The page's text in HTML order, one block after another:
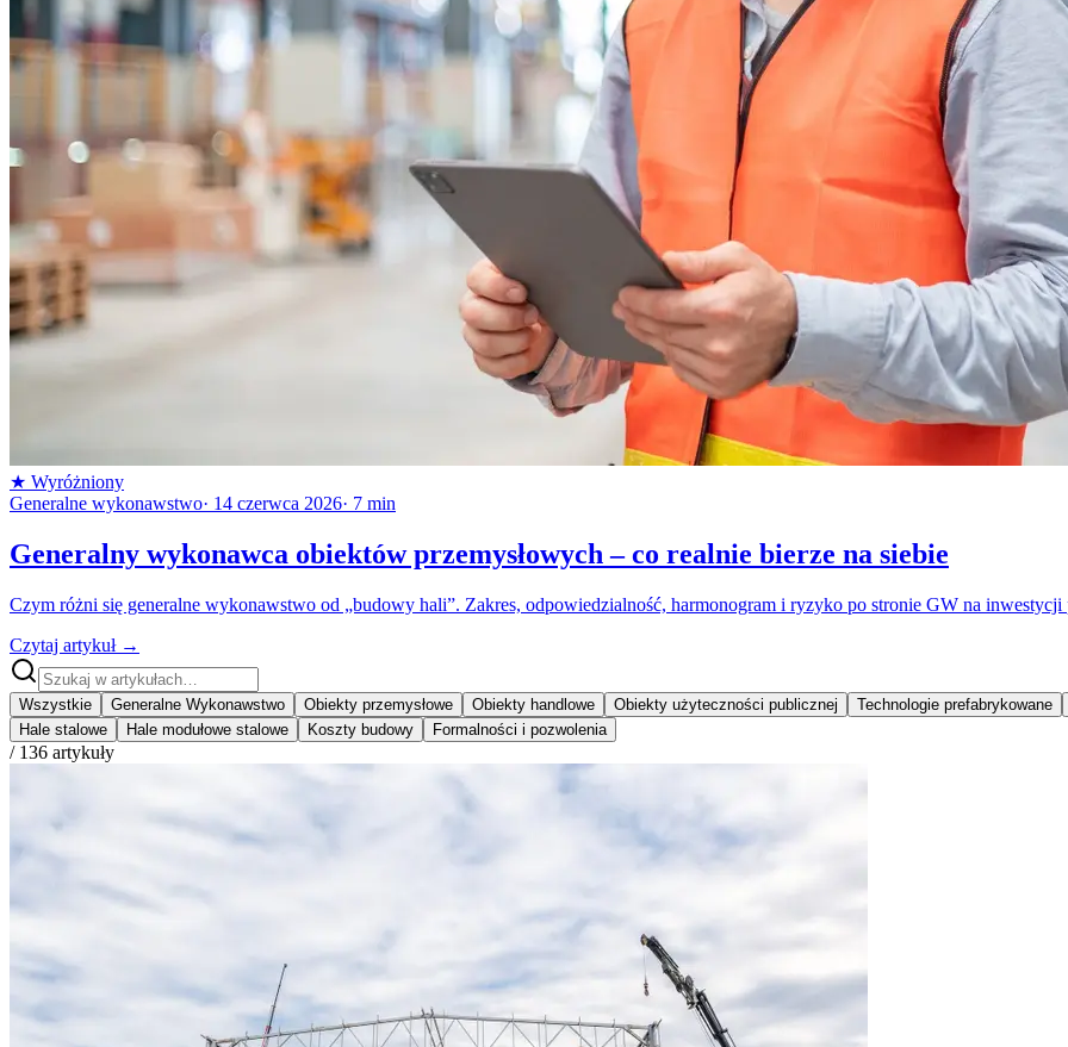
★ Wyróżniony
Generalne wykonawstwo· 14 czerwca 2026· 7 min
Generalny wykonawca obiektów przemysłowych – co realnie bierze na siebie
Czym różni się generalne wykonawstwo od „budowy hali”. Zakres, odpowiedzialność, harmonogram i ryzyko po stronie GW na inwestycji
Czytaj artykuł →
Wszystkie Generalne Wykonawstwo Obiekty przemysłowe Obiekty handlowe Obiekty użyteczności publicznej
Technologie prefabrykowane
Hale stalowe
Hale modułowe stalowe Koszty budowy Formalności i pozwolenia
/ 136 artykuły